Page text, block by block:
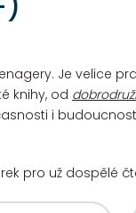
Je velice
knihy, od
i
pro už dospělé